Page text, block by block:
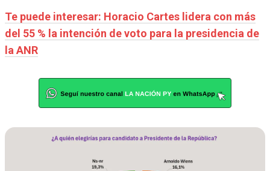
Te puede interesar: Horacio Cartes lidera con más
del 55 % la intención de voto para la presidencia de
la ANR